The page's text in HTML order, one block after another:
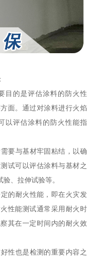
目的是评估涂料的防火性
面。通过对涂料进行火焰
以评估涂料的防火性能指
要与基材牢固粘结，以确
试可以评估涂料与基材之
、拉伸试验等。
的耐火性能，即在火灾发
性能测试通常采用耐火时
其在一定时间内的耐火效
性也是检测的重要内容之